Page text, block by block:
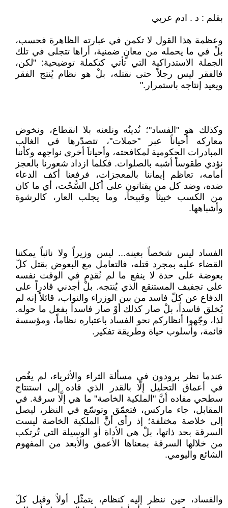
بقلم : د . ادم عربي
وعظمة هذا القول لا تكمن في عبارته الظاهرة فحسب،
بلْ في ما يحمله من معانٍ ضمنية، أراها تتجلى في تلك
الجملة الاستدراكية التي تأتي كتكملة توضيحية: "لكن،
فالفقر ليس رجلاً حتى نقتله، بلْ هو نظام يُنتج الفقر
ويعيد إنتاجه باستمرار."
وكذلك هو "الفساد"؛ نُدينُه ونلعنه بلا انقطاع، ونخوض
معاركه أحياناً عبر "حملات"، تتصدّرها في الغالب
المبادرات الحكومية لمكافحته، وأحياناَ أخرى نواجهه وكأننا
نؤدي طقوساً أشبه بالصلوات. فكلما ازداد شعورنا بالعجز
أمامه، تعاظم إيماننا بالمعجزات، فرفعنا أكف الدعاء
ضده، وضد كل من يقتاتون على أكل السُّحْت، أي ما كان
من الكسب خبيثاً وقبيحاً، وما يجلب العار، كالرشوة
وأشباهها.
الفساد ليس شخصاً بعينه... ليس وزيراً ولا نائباً يمكننا
القضاء عليه بمجرد قتله، فالتعامل مع البعوض بقتل كلّ
بعوضة على حدة لا ينفع ما لم نُقدِم في الوقت نفسه
على تجفيف المستنقع الذي يُنتجه. بلْ أجدني قادراً على
الدفاع عن كلّ فاسد من بين الوزراء والنواب، قائلاً إنه لم
يُخلق فاسداً، بلْ صار كذلك أوْ صار فاسداً بفعل ما حوله.
لذا، وجّهوا أنظاركم نحو الفساد باعتباره نظاماً، ومؤسسة
قائمة، وأسلوب حياة وطريقة تفكير.
عندما نظر برودون في مسألة الثراء والأثرياء، لم يغُص
في أعماق التحليل إلّا بالقدر الذي قاده إلى استنتاج
سطحي مفاده أنَّ "الملكية الخاصة" ما هي إلَّا سرقة. في
المقابل، جاء ماركس، فتعمّق وتوسّع في النظر، ليصل
إلى خلاصة مختلفة؛ إذ رأى أنَّ الملكية الخاصة ليست
السرقة بحد ذاتها، بلْ هي الأداة أو الوسيلة التي تُرتكب
من خلالها السرقة بمعناها الأعمق والأبعد من المفهوم
الشائع واليومي.
والفساد، حين ننظر إليه كنظام، يتمثّل أولاً وقبل كلّ